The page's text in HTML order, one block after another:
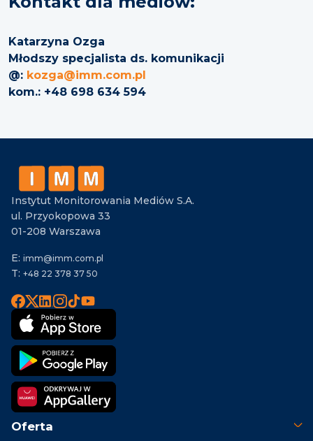
Katarzyna Ozga
Młodszy specjalista ds. komunikacji
@: kozga@imm.com.pl
kom.: +48 698 634 594
Instytut Monitorowania Mediów S.A.
ul. Przyokopowa 33
01-208 Warszawa
E: imm@imm.com.pl
T: +48 22 378 37 50
Oferta